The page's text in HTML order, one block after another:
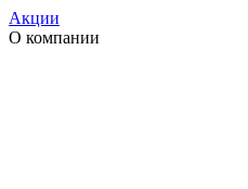
Акции
О компании